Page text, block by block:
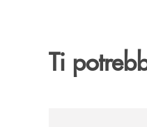
Ti